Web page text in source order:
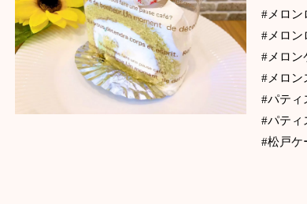
#メロン
#メロン
#メロン
#メロン
#パティ
#パティ
#松戸ケ